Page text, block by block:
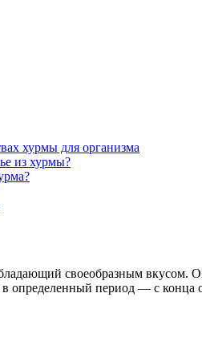
хурмы для организма
из хурмы?
своеобразным вкусом.
в определенный период — с конца